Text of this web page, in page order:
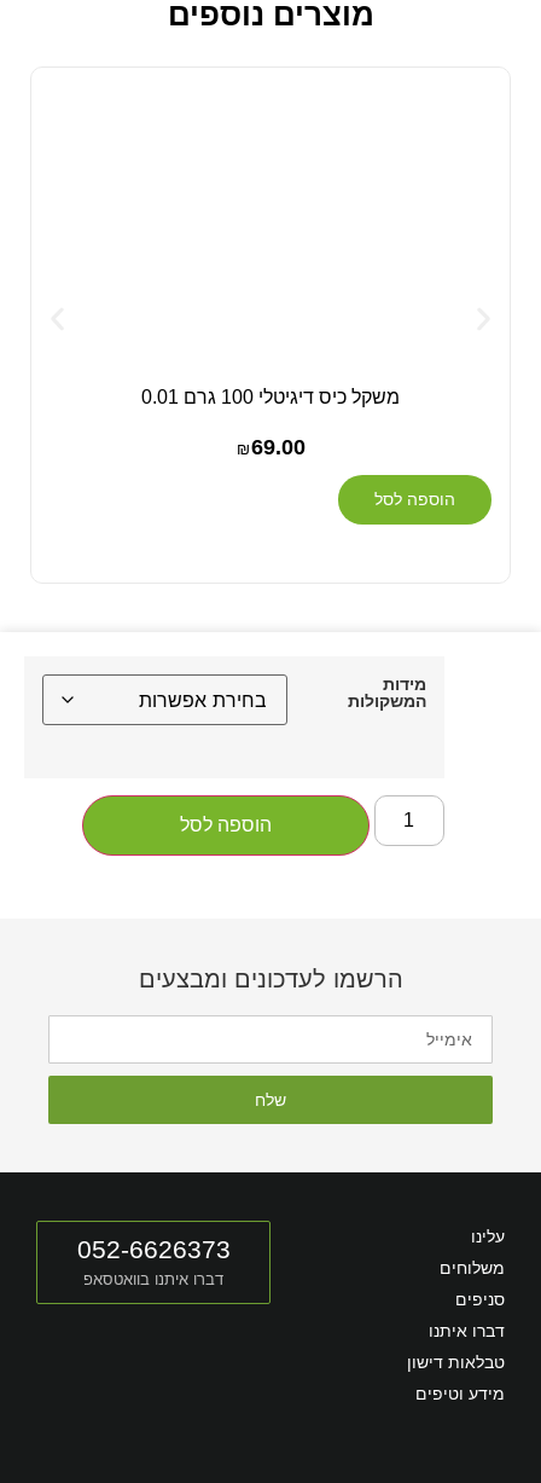
מוצרים נוספים
משקל כיס דיגיטלי 100 גרם 0.01
₪69.00
הוספה לסל
מידות
המשקולות
הוספה לסל
הרשמו לעדכונים ומבצעים
שלח
עלינו
משלוחים
סניפים
דברו איתנו
טבלאות דישון
מידע וטיפים
052-6626373
דברו איתנו בוואטסאפ